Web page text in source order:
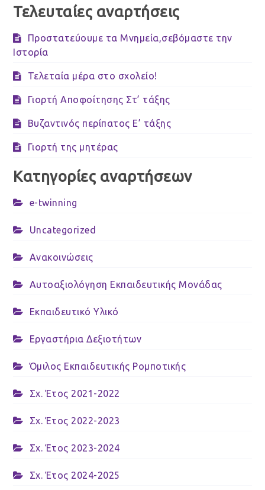
Τελευταίες αναρτήσεις
Προστατεύουμε τα Μνημεία,σεβόμαστε την
Ιστορία
Τελεταία μέρα στο σχολείο!
Γιορτή Αποφοίτησης Στ’ τάξης
Βυζαντινός περίπατος Ε’ τάξης
Γιορτή της μητέρας
Κατηγορίες αναρτήσεων
e-twinning
Uncategorized
Ανακοινώσεις
Αυτοαξιολόγηση Εκπαιδευτικής Μονάδας
Εκπαιδευτικό Υλικό
Εργαστήρια Δεξιοτήτων
Όμιλος Εκπαιδευτικής Ρομποτικής
Σχ. Έτος 2021-2022
Σχ. Έτος 2022-2023
Σχ. Έτος 2023-2024
Σχ. Έτος 2024-2025